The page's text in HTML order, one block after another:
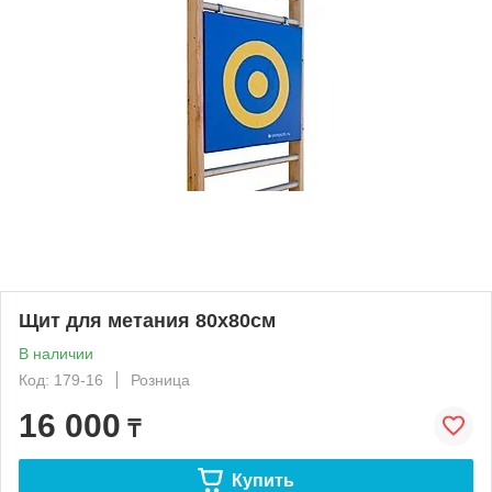
Щит для метания 80х80см
В наличии
Код: 179-16
Розница
16 000 ₸
Купить